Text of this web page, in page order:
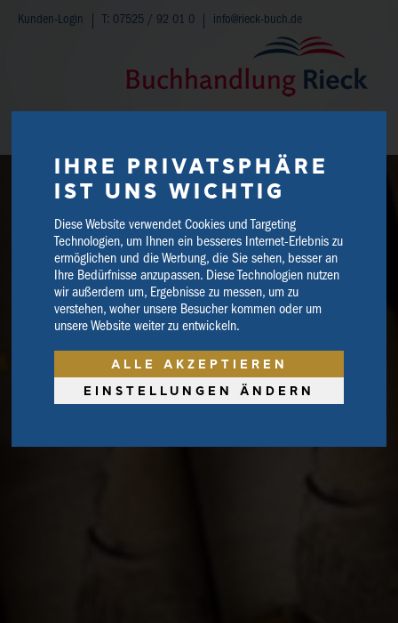
IHRE PRIVATSPHÄRE
IST UNS WICHTIG
Diese Website verwendet Cookies und Targeting
Technologien, um Ihnen ein besseres Internet-Erlebnis zu
ermöglichen und die Werbung, die Sie sehen, besser an
Ihre Bedürfnisse anzupassen. Diese Technologien nutzen
wir außerdem um, Ergebnisse zu messen, um zu
verstehen, woher unsere Besucher kommen oder um
unsere Website weiter zu entwickeln.
ALLE AKZEPTIEREN
EINSTELLUNGEN ÄNDERN
Kunden-Login T: 07525 / 92 01 0 info@rieck-buch.de